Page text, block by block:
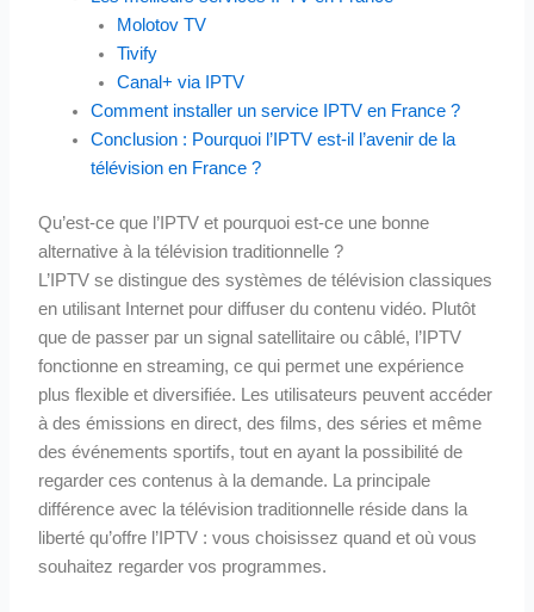
Molotov TV
Tivify
Canal+ via IPTV
Comment installer un service IPTV en France ?
Conclusion : Pourquoi l’IPTV est-il l’avenir de la
télévision en France ?
Qu’est-ce que l’IPTV et pourquoi est-ce une bonne
alternative à la télévision traditionnelle ?
L’IPTV se distingue des systèmes de télévision classiques
en utilisant Internet pour diffuser du contenu vidéo. Plutôt
que de passer par un signal satellitaire ou câblé, l’IPTV
fonctionne en streaming, ce qui permet une expérience
plus flexible et diversifiée. Les utilisateurs peuvent accéder
à des émissions en direct, des films, des séries et même
des événements sportifs, tout en ayant la possibilité de
regarder ces contenus à la demande. La principale
différence avec la télévision traditionnelle réside dans la
liberté qu’offre l’IPTV : vous choisissez quand et où vous
souhaitez regarder vos programmes.